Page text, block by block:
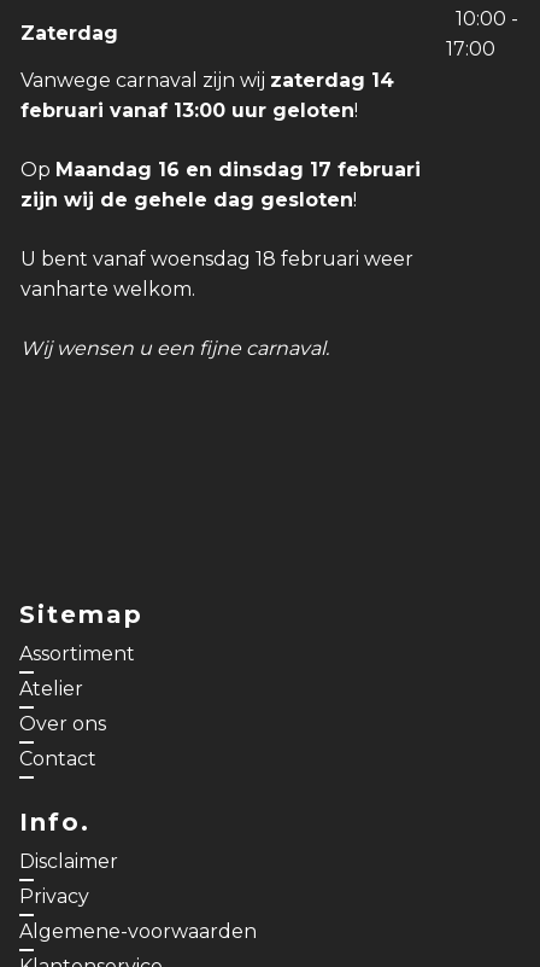
Zaterdag
10:00 -
17:00
Vanwege carnaval zijn wij zaterdag 14
februari vanaf 13:00 uur geloten!
Op Maandag 16 en dinsdag 17 februari
zijn wij de gehele dag gesloten!
U bent vanaf woensdag 18 februari weer
vanharte welkom.
Wij wensen u een fijne carnaval.
Sitemap
Assortiment
Atelier
Over ons
Contact
Info.
Disclaimer
Privacy
Algemene-voorwaarden